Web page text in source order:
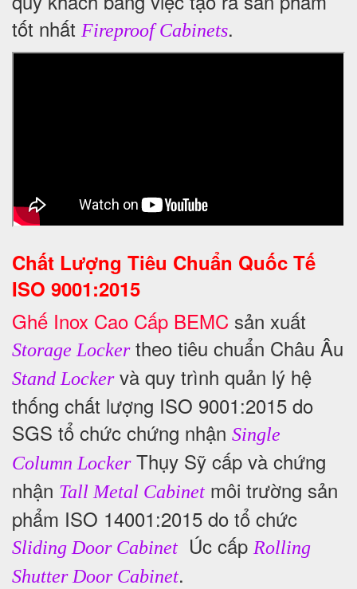
tốt nhất Fireproof Cabinets.
Chất Lượng Tiêu Chuẩn Quốc Tế
ISO 9001:2015
Ghế Inox Cao Cấp BEMC sản xuất
Storage Lockertheo tiêu chuẩn Châu Âu
Stand Lockervà quy trình quản lý hệ
thống chất lượng ISO 9001:2015 do
SGS tổ chức chứng nhận Single
Column LockerThụy Sỹ cấp và chứng
nhận Tall Metal Cabinet môi trường sản
phẩm ISO 14001:2015 do tổ chức
Sliding Door Cabinet Úc cấp Rolling
Shutter Door Cabinet.